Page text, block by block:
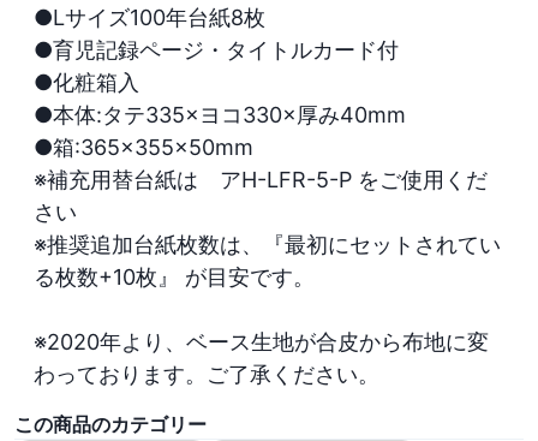
●Lサイズ100年台紙8枚
●育児記録ページ・タイトルカード付
●化粧箱入
●本体:タテ335×ヨコ330×厚み40mm
●箱:365×355×50mm
※補充用替台紙は　アH-LFR-5-P をご使用くだ
さい
※推奨追加台紙枚数は、『最初にセットされてい
る枚数+10枚』 が目安です。
※2020年より、ベース生地が合皮から布地に変
わっております。ご了承ください。
この商品のカテゴリー